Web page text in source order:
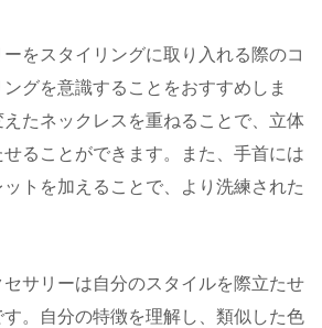
をスタイリングに取り入れる際のコ
グを意識することをおすすめしま
たネックレスを重ねることで、立体
ることができます。また、手首には
トを加えることで、より洗練された
サリーは自分のスタイルを際立たせ
。自分の特徴を理解し、類似した色